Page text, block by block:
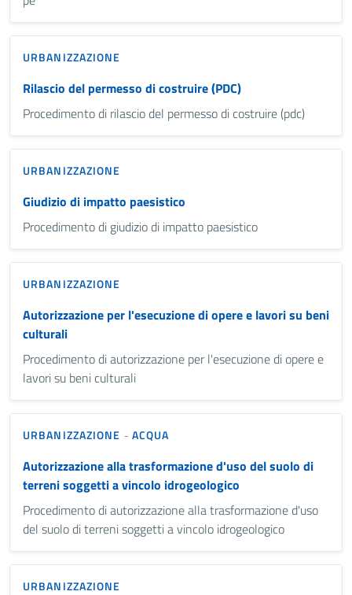
URBANIZZAZIONE
Rilascio del permesso di costruire (PDC)
Procedimento di rilascio del permesso di costruire (pdc)
URBANIZZAZIONE
Giudizio di impatto paesistico
Procedimento di giudizio di impatto paesistico
URBANIZZAZIONE
Autorizzazione per l'esecuzione di opere e lavori su beni
culturali
Procedimento di autorizzazione per l'esecuzione di opere e
lavori su beni culturali
URBANIZZAZIONE - ACQUA
Autorizzazione alla trasformazione d'uso del suolo di
terreni soggetti a vincolo idrogeologico
Procedimento di autorizzazione alla trasformazione d'uso
del suolo di terreni soggetti a vincolo idrogeologico
URBANIZZAZIONE